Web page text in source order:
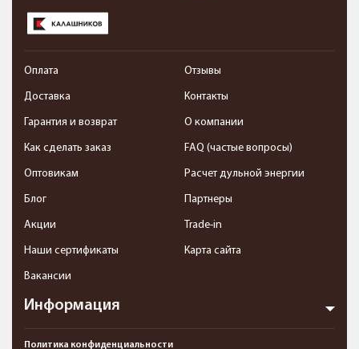
Информация
Оплата
Доставка
Гарантия и возврат
Как сделать заказ
Оптовикам
Блог
Акции
Наши сертификаты
Вакансии
Отзывы
Контакты
О компании
FAQ (частые вопросы)
Расчет дульной энергии
Партнеры
Trade-in
Карта сайта
Политика конфиденциальности